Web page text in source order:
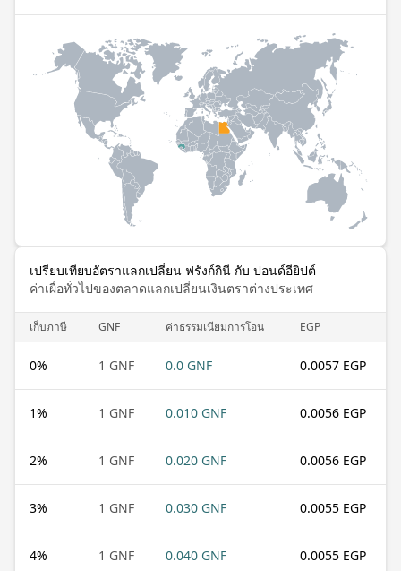
เปรียบเทียบอัตราแลกเปลี่ยน ฟรังก์กินี กับ ปอนด์อียิปต์
ค่าเผื่อทั่วไปของตลาดแลกเปลี่ยนเงินตราต่างประเทศ
เก็บภาษี GNF ค่าธรรมเนียมการโอน EGP
0% 1 GNF 0.0 GNF 0.0057 EGP
1% 1 GNF 0.010 GNF 0.0056 EGP
2% 1 GNF 0.020 GNF 0.0056 EGP
3% 1 GNF 0.030 GNF 0.0055 EGP
4% 1 GNF 0.040 GNF 0.0055 EGP